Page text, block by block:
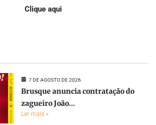
Clique aqui
7 DE AGOSTO DE 2026
Brusque anuncia contratação do
zagueiro João...
Ler mais »